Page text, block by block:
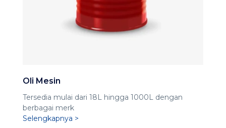
Oli Mesin
Tersedia mulai dari 18L hingga 1000L dengan
berbagai merk
Selengkapnya >